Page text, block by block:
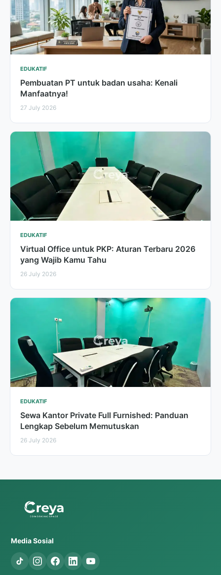
EDUKATIF
Pembuatan PT untuk badan usaha: Kenali
Manfaatnya!
27 July 2026
EDUKATIF
Virtual Office untuk PKP: Aturan Terbaru 2026
yang Wajib Kamu Tahu
26 July 2026
EDUKATIF
Sewa Kantor Private Full Furnished: Panduan
Lengkap Sebelum Memutuskan
26 July 2026
Media Sosial